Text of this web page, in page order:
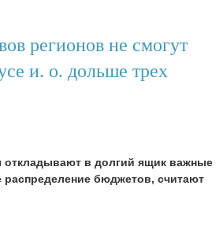
регионов не смогут
и. о. дольше трех
в долгий ящик важные
бюджетов, считают